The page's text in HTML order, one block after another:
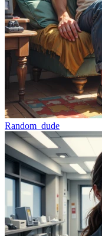
Random_dude